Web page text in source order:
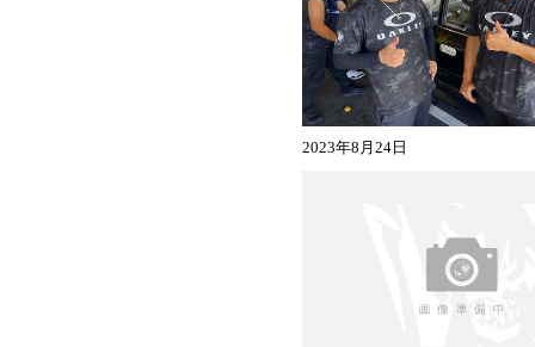
2023年8月24日